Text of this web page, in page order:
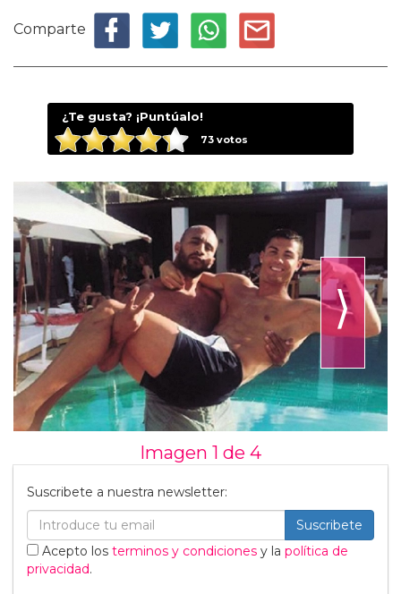
Comparte
¿Te gusta? ¡Puntúalo!
73votos
⟩
Imagen 1 de 4
Suscribete a nuestra newsletter:
Suscribete
Acepto los terminos y condiciones y la política de
privacidad.